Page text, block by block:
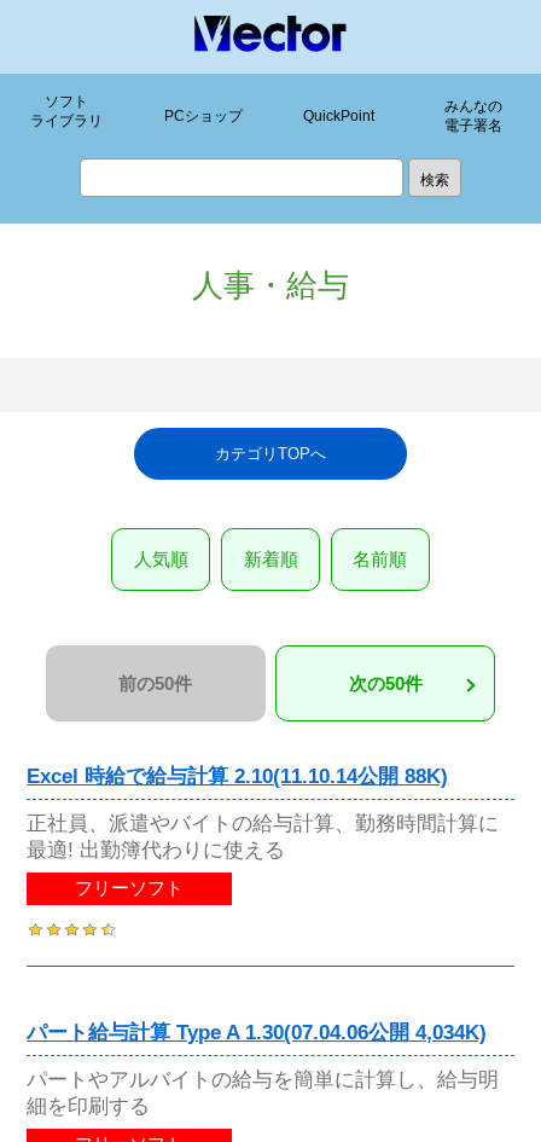
ソフト
ライブラリ
PCショップ QuickPoint
みんなの
電子署名
人事・給与
カテゴリTOPへ
人気順 新着順 名前順
前の50件 次の50件
Excel 時給で給与計算 2.10(11.10.14公開 88K)
正社員、派遣やバイトの給与計算、勤務時間計算に
最適! 出勤簿代わりに使える
フリーソフト
パート給与計算 Type A 1.30(07.04.06公開 4,034K)
パートやアルバイトの給与を簡単に計算し、給与明
細を印刷する